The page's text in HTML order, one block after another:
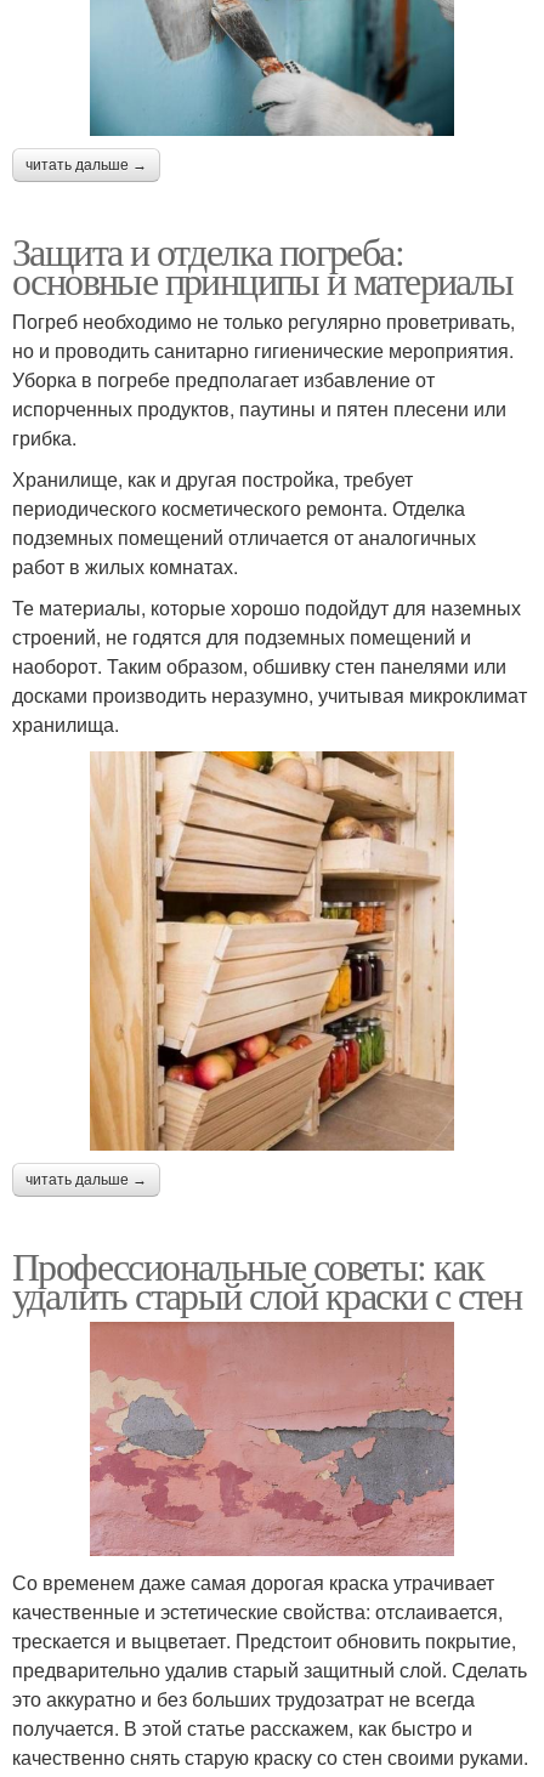
читать дальше →
Защита и отделка погреба:
основные принципы и материалы
Погреб необходимо не только регулярно проветривать,
но и проводить санитарно гигиенические мероприятия.
Уборка в погребе предполагает избавление от
испорченных продуктов, паутины и пятен плесени или
грибка.
Хранилище, как и другая постройка, требует
периодического косметического ремонта. Отделка
подземных помещений отличается от аналогичных
работ в жилых комнатах.
Те материалы, которые хорошо подойдут для наземных
строений, не годятся для подземных помещений и
наоборот. Таким образом, обшивку стен панелями или
досками производить неразумно, учитывая микроклимат
хранилища.
читать дальше →
Профессиональные советы: как
удалить старый слой краски с стен
Со временем даже самая дорогая краска утрачивает
качественные и эстетические свойства: отслаивается,
трескается и выцветает. Предстоит обновить покрытие,
предварительно удалив старый защитный слой. Сделать
это аккуратно и без больших трудозатрат не всегда
получается. В этой статье расскажем, как быстро и
качественно снять старую краску со стен своими руками.